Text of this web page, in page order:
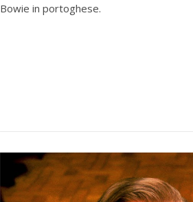
Bowie in portoghese.